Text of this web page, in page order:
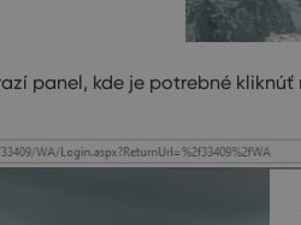
panel, kde je potrebné kliknúť